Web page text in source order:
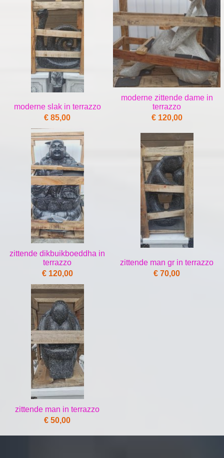
moderne slak in terrazzo
€ 85,00
moderne zittende dame in
terrazzo
€ 120,00
zittende dikbuikboeddha in
terrazzo
€ 120,00
zittende man gr in terrazzo
€ 70,00
zittende man in terrazzo
€ 50,00